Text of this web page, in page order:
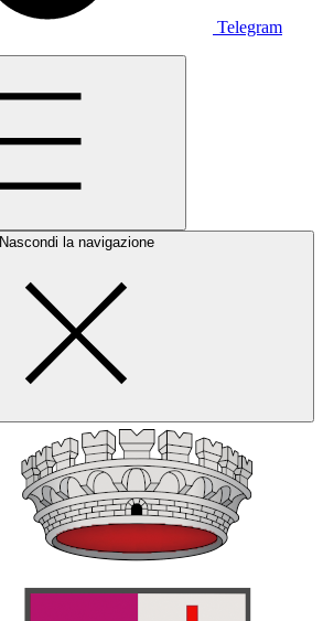
Telegram
Nascondi la navigazione